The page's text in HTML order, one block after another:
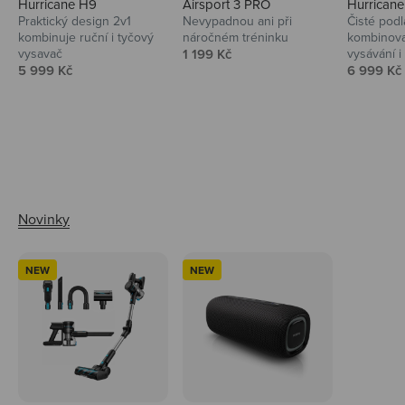
Hurricane H9
Praktický design 2v1
kombinuje ruční i tyčový
vysavač
Prodejní cena
5 999 Kč
Airsport 3 PRO
Nevypadnou ani při
náročném tréninku
Prodejní cena
1 199 Kč
Čisté
vysávání
Prodejní
6 999 Kč
NEW NEW